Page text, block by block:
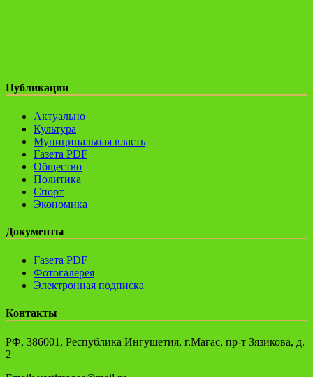
Публикации
Актуально
Культура
Муниципальная власть
Газета PDF
Общество
Политика
Спорт
Экономика
Документы
Газета PDF
Фотогалерея
Электронная подписка
Контакты
РФ, 386001, Республика Ингушетия, г.Магас, пр-т Зязикова, д.
2